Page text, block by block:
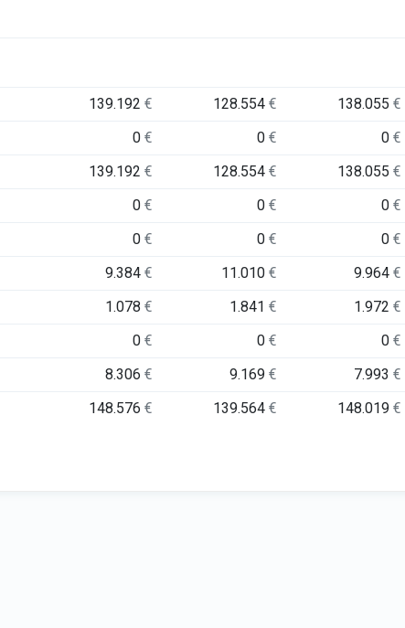
139.192€ 128.554€ 138.055€
0€ 0€ 0€
139.192€ 128.554€ 138.055€
0€ 0€ 0€
0€ 0€ 0€
9.384€ 11.010€ 9.964€
1.078€ 1.841€ 1.972€
0€ 0€ 0€
8.306€ 9.169€ 7.993€
148.576€ 139.564€ 148.019€